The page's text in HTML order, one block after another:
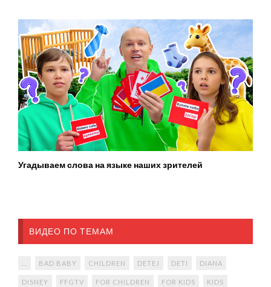
Угадываем слова на языке наших зрителей
ВИДЕО ПО ТЕМАМ
BAD BABY CHILDREN DETEJ DETI DIANA
DISNEY FFGTV FOR CHILDREN FOR KIDS KIDS